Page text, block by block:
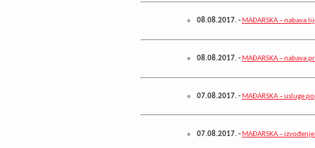
08.08.2017.- MAĐARSKA – nabava
08.08.2017.- MAĐARSKA – nabava
07.08.2017.- MAĐARSKA – usluge
07.08.2017.- MAĐARSKA –